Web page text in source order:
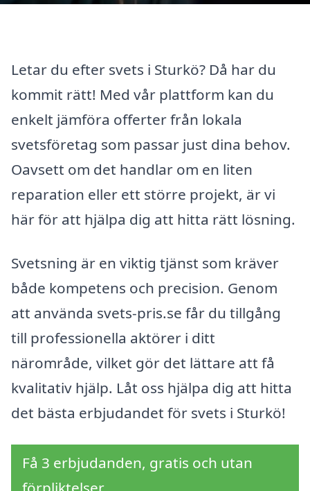
Letar du efter svets i Sturkö? Då har du
kommit rätt! Med vår plattform kan du
enkelt jämföra offerter från lokala
svetsföretag som passar just dina behov.
Oavsett om det handlar om en liten
reparation eller ett större projekt, är vi
här för att hjälpa dig att hitta rätt lösning.
Svetsning är en viktig tjänst som kräver
både kompetens och precision. Genom
att använda svets-pris.se får du tillgång
till professionella aktörer i ditt
närområde, vilket gör det lättare att få
kvalitativ hjälp. Låt oss hjälpa dig att hitta
det bästa erbjudandet för svets i Sturkö!
Få 3 erbjudanden, gratis och utan